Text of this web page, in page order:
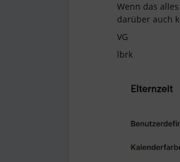
Wenn das
darüber auch
VG
lbrk